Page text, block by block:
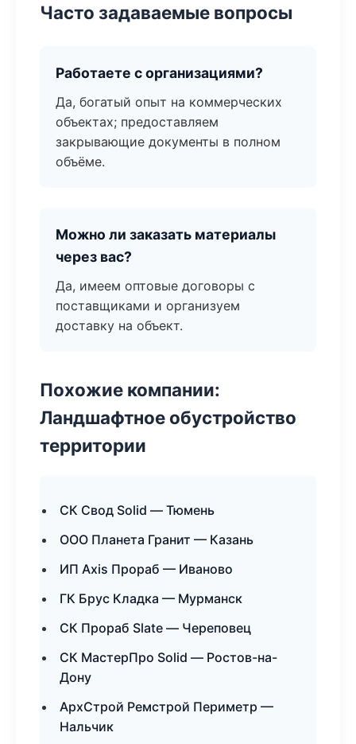
Часто задаваемые вопросы
Работаете с организациями?
Да, богатый опыт на коммерческих
объектах; предоставляем
закрывающие документы в полном
объёме.
Можно ли заказать материалы
через вас?
Да, имеем оптовые договоры с
поставщиками и организуем
доставку на объект.
Похожие компании:
Ландшафтное обустройство
территории
СК Свод Solid — Тюмень
ООО Планета Гранит — Казань
ИП Axis Прораб — Иваново
ГК Брус Кладка — Мурманск
СК Прораб Slate — Череповец
СК МастерПро Solid — Ростов-на-
Дону
АрхСтрой Ремстрой Периметр —
Нальчик